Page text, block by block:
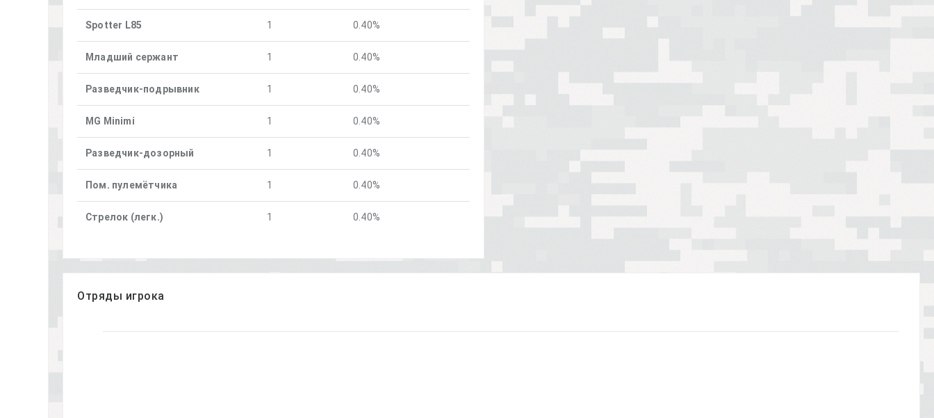
Spotter L85 1 0.40%
Младший сержант 1 0.40%
Разведчик-подрывник 1 0.40%
MG Minimi 1 0.40%
Разведчик-дозорный 1 0.40%
Пом. пулемётчика 1 0.40%
Стрелок (легк.) 1 0.40%
Отряды игрока